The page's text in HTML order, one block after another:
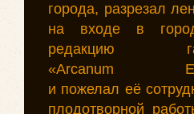
города, разрезал
на входе в
редакцию
«Arcanum
и пожелал её
плодотворной